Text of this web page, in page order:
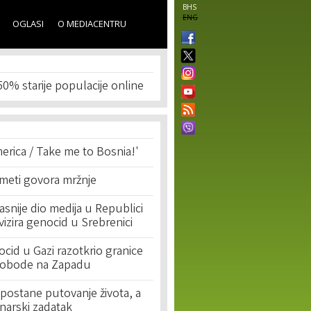
BHS
ENG
OGLASI O MEDIACENTRU
starije populacije online
/ Take me to Bosnia!'
govora mržnje
dio medija u Republici
genocid u Srebrenici
u Gazi razotkrio granice
na Zapadu
putovanje života, a